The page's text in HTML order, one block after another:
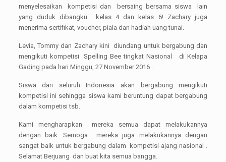
menyelesaikan kompetisi dan bersaing bersama siswa lain
yang duduk dibangku kelas 4 dan kelas 6! Zachary juga
menerima sertifikat, voucher, piala dan hadiah uang tunai.
Levia, Tommy dan Zachary kini diundang untuk bergabung dan
mengikuti kompetisi Spelling Bee tingkat Nasional di Kelapa
Gading pada hari Minggu, 27 November 2016 .
Siswa dari seluruh Indonesia akan bergabung mengikuti
kompetisi ini sehingga siswa kami beruntung dapat bergabung
dalam kompetisi tsb.
Kami mengharapkan mereka semua dapat melakukannya
dengan baik. Semoga mereka juga melakukannya dengan
sangat baik untuk bergabung dalam kompetisi ajang nasional .
Selamat Berjuang dan buat kita semua bangga.